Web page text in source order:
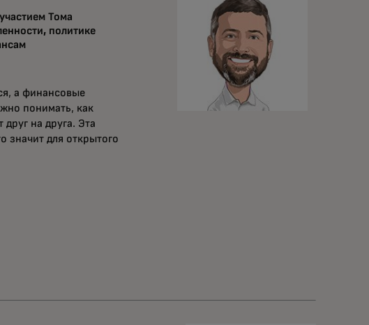
Тома
политике
а финансовые
понимать, как
на друга. Эта
значит для открытого